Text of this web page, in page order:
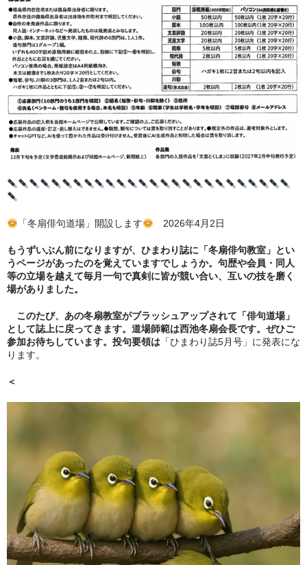
「冬扇俳句道場」開設します 2026年4月2日
もうずいぶん前になりますが、ひまわり誌に「冬扇俳句教室」とい
うページがあったのを覚えていますでしょうか。句歴や会員・同人
等の立場を越えて毎月一句で真剣に皆が競い合い、互いの技を磨く
場がありました。
このたび、あの冬扇教室がブラッシュアップされて「俳句道場」
として誌上に戻ってきます。道場師範は西池冬扇会長です。ぜひご
参加お待ちしています。投句要領は 「ひまわり誌5月号」に発表にな
ります。
＜